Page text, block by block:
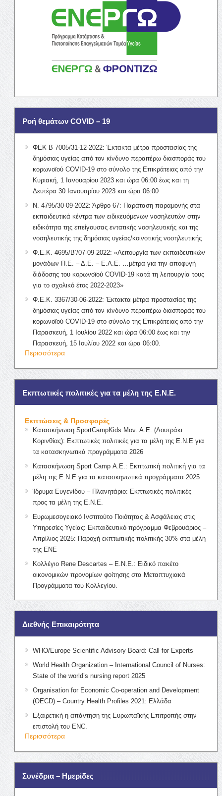
Ροή θεμάτων COVID – 19
ΦΕΚ Β 7005/31-12-2022: Έκτακτα μέτρα προστασίας της
δημόσιας υγείας από τον κίνδυνο περαιτέρω διασποράς του
κορωνοϊού COVID-19 στο σύνολο της Επικράτειας από την
Κυριακή, 1 Ιανουαρίου 2023 και ώρα 06:00 έως και τη
Δευτέρα 30 Ιανουαρίου 2023 και ώρα 06:00
Ν. 4795/30-09-2022: Άρθρο 67: Παράταση παραμονής στα
εκπαιδευτικά κέντρα των ειδικευόμενων νοσηλευτών στην
ειδικότητα της επείγουσας εντατικής νοσηλευτικής και της
νοσηλευτικής της δημόσιας υγείας/κοινοτικής νοσηλευτικής
Φ.Ε.Κ. 4695/Β’/07-09-2022: «Λειτουργία των εκπαιδευτικών
μονάδων Π.Ε. – Δ.Ε. – Ε.Α.Ε. …μέτρα για την αποφυγή
διάδοσης του κορωνοϊού COVID-19 κατά τη λειτουργία τους
για το σχολικό έτος 2022-2023»
Φ.Ε.Κ. 3367/30-06-2022: Έκτακτα μέτρα προστασίας της
δημόσιας υγείας από τον κίνδυνο περαιτέρω διασποράς του
κορωνοϊού COVID-19 στο σύνολο της Επικράτειας από την
Παρασκευή, 1 Ιουλίου 2022 και ώρα 06:00 έως και την
Παρασκευή, 15 Ιουλίου 2022 και ώρα 06:00.
Περισσότερα
Εκπτωτικές πολιτικές για τα μέλη της Ε.Ν.Ε.
Εκπτώσεις & Προσφορές
Κατασκήνωση SportCampKids Μον. Α.Ε. (Λουτράκι
Κορινθίας): Εκπτωτικές πολιτικές για τα μέλη της Ε.Ν.Ε για
τα κατασκηνωτικά προγράμματα 2026
Κατασκήνωση Sport Camp Α.Ε.: Εκπτωτική πολιτική για τα
μέλη της Ε.Ν.Ε για τα κατασκηνωτικά προγράμματα 2025
Ίδρυμα Ευγενίδου – Πλανητάριο: Εκπτωτικές πολιτικές
προς τα μέλη της Ε.Ν.Ε.
Ευρωμεσογειακό Ινστιτούτο Ποιότητας & Ασφάλειας στις
Υπηρεσίες Υγείας: Εκπαιδευτικό πρόγραμμα Φεβρουάριος –
Απρίλιος 2025: Παροχή εκπτωτικής πολιτικής 30% στα μέλη
της ΕΝΕ
Κολλέγιο Rene Descartes – Ε.Ν.Ε.: Ειδικό πακέτο
οικονομικών προνομίων φοίτησης στα Μεταπτυχιακά
Προγράμματα του Κολλεγίου.
Διεθνής Επικαιρότητα
WHO/Europe Scientific Advisory Board: Call for Experts
World Health Organization – International Council of Nurses:
State of the world’s nursing report 2025
Organisation for Economic Co-operation and Development
(OECD) – Country Health Profiles 2021: Ελλάδα
Εξαιρετική η απάντηση της Ευρωπαϊκής Επιτροπής στην
επιστολή του ENC.
Περισσότερα
Συνέδρια – Ημερίδες